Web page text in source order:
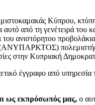
Κύπρου,
αυτό από τη γενέτειρά του
ανιστόρητου
στην Κυπριακή
έγγραφο από υπηρεσία
ως εκπρόσωπός μας, ο